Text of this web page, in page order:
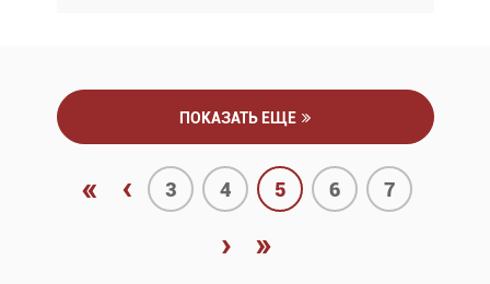
ПОКАЗАТЬ ЕЩЕ
« ‹ 3 4 5 6 7
› »